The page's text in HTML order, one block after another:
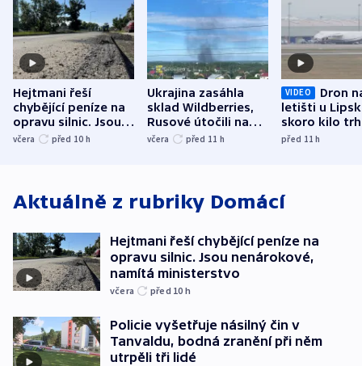
Hejtmani řeší
chybějící peníze na
opravu silnic. Jsou
nenárokové, namítá
včera před 10 h
Ukrajina zasáhla
sklad Wildberries,
Rusové útočili na
trh, hasiče či
včera před 11 h
VIDEO
Dron
letišti u
skoro kilo
indicie
před 11h
Aktuálně z rubriky Domácí
Hejtmani řeší chybějící peníze na
opravu silnic. Jsou nenárokové,
namítá ministerstvo
včera před 10 h
Policie vyšetřuje násilný čin v
Tanvaldu, bodná zranění při něm
utrpěli tři lidé